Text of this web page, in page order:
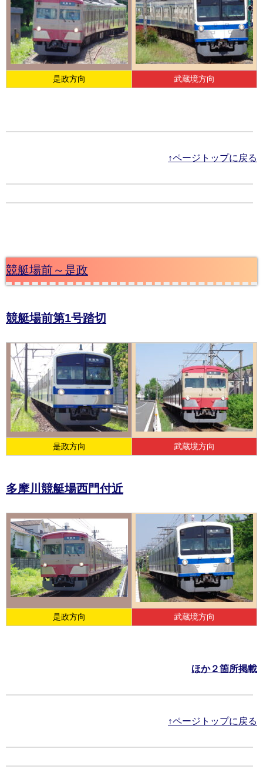
是政方向 武蔵境方向
↑ページトップに戻る
競艇場前～是政
競艇場前第1号踏切
是政方向 武蔵境方向
多摩川競艇場西門付近
是政方向 武蔵境方向
ほか２箇所掲載
↑ページトップに戻る